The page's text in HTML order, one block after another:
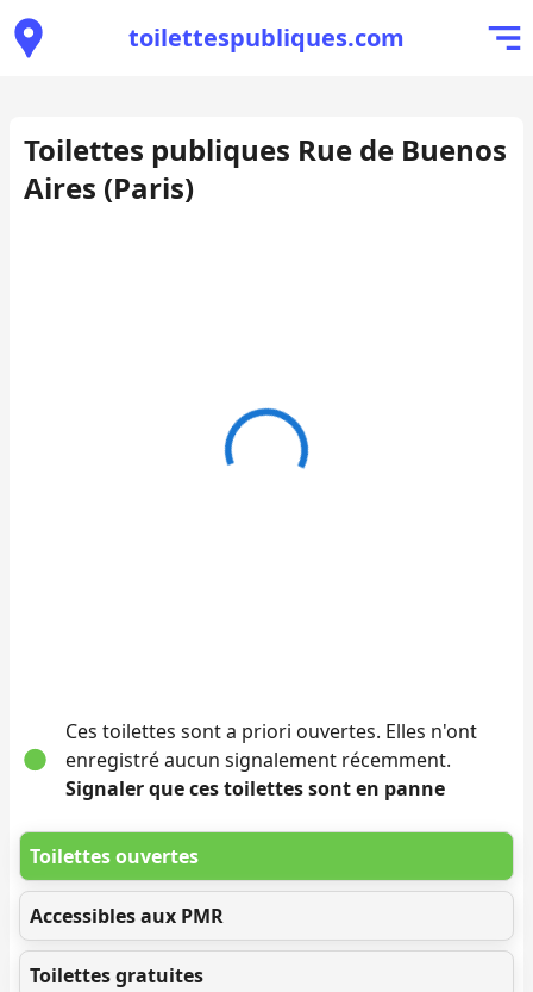
toilettespubliques.com
Toilettes publiques Rue de Buenos
Aires (Paris)
Ces toilettes sont a priori ouvertes. Elles n'ont
enregistré aucun signalement récemment.
Signaler que ces toilettes sont en panne
Toilettes ouvertes
Accessibles aux PMR
Toilettes gratuites